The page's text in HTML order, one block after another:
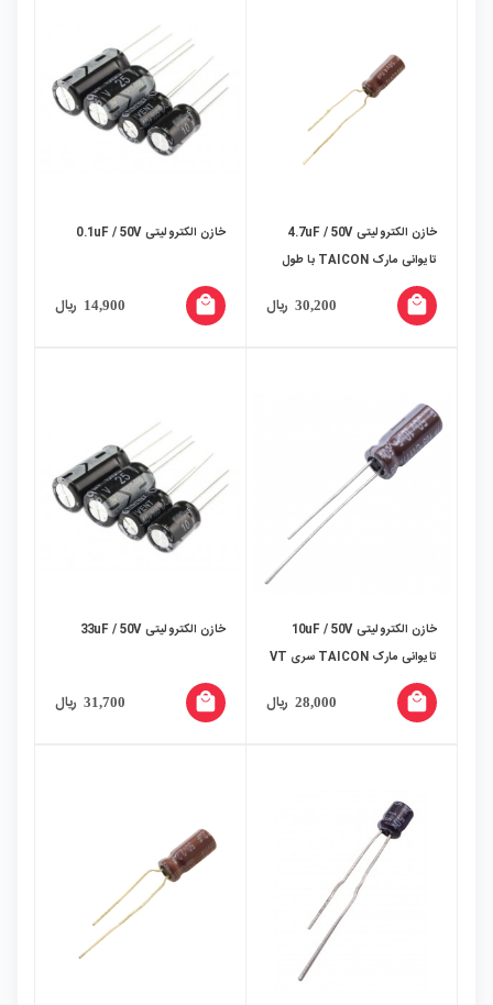
خازن الکترولیتی 4.7uF / 50V
تایوانی مارک TAICON با طول
عمر بالا
30,200 ریال local_mall
خازن الکترولیتی 0.1uF / 50V
14,900 ریال local_mall
خازن الکترولیتی 10uF / 50V
تایوانی مارک TAICON سری VT
28,000 ریال local_mall
خازن الکترولیتی 33uF / 50V
31,700 ریال local_mall